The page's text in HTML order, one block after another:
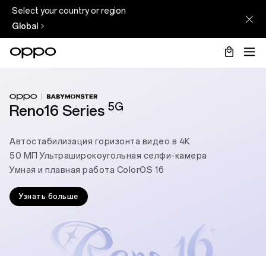
Select your country or region
Global
Reno16 Series 5G
Автостабилизация горизонта видео в 4К
50 МП Ультраширокоугольная селфи-камера
Умная и плавная работа ColorOS 16
Узнать больше